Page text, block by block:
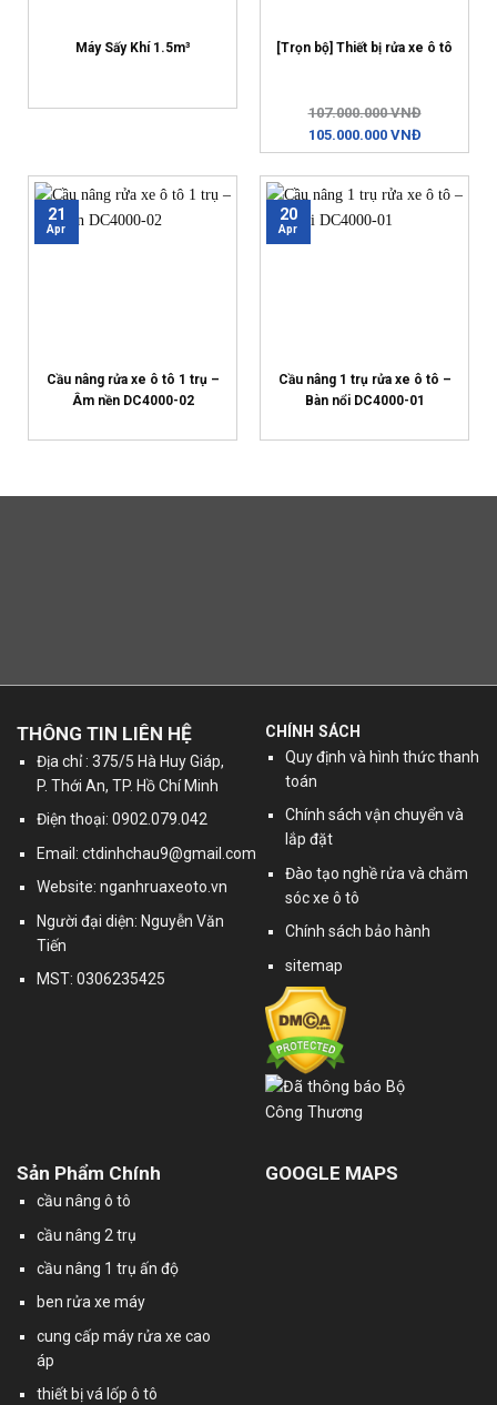
Máy Sấy Khí 1.5m³ [Trọn bộ] Thiết bị rửa xe ô tô
107.000.000 VNĐ
105.000.000 VNĐ
Cầu nâng rửa xe ô tô 1 trụ –
Âm nền DC4000-02
21
Apr
Cầu nâng 1 trụ rửa xe ô tô –
Bàn nổi DC4000-01
20
Apr
THÔNG TIN LIÊN HỆ
Địa chỉ : 375/5 Hà Huy Giáp,
P. Thới An, TP. Hồ Chí Minh
Điện thoại: 0902.079.042
Email:ctdinhchau9@gmail.com
Website: nganhruaxeoto.vn
Người đại diện: Nguyễn Văn
Tiến
MST: 0306235425
CHÍNH SÁCH
Quy định và hình thức thanh
toán
Chính sách vận chuyển và
lắp đặt
Đào tạo nghề rửa và chăm
sóc xe ô tô
Chính sách bảo hành
sitemap
Sản Phẩm Chính
cầu nâng ô tô
cầu nâng 2 trụ
cầu nâng 1 trụ ấn độ
ben rửa xe máy
cung cấp máy rửa xe cao
áp
thiết bị vá lốp ô tô
GOOGLE MAPS